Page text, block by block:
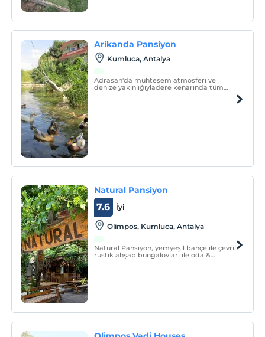
Arikanda Pansiyon
Kumluca, Antalya
Adrasan'da muhteşem atmosferi ve
denize yakınlığıyladere kenarında tüm
Natural Pansiyon
İyi
7.6
Olimpos, Kumluca, Antalya
Natural Pansiyon, yemyeşil bahçe ile çevrili
rustik ahşap bungalovları ile oda &